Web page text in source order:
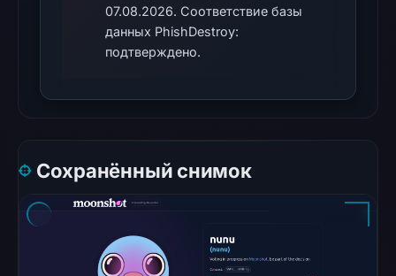
2026
at
02:16
but
was
restricted;
remains
unconfirmed.
07.08.2026. Соответствие базы
данных PhishDestroy:
подтверждено.
Сохранённый снимок